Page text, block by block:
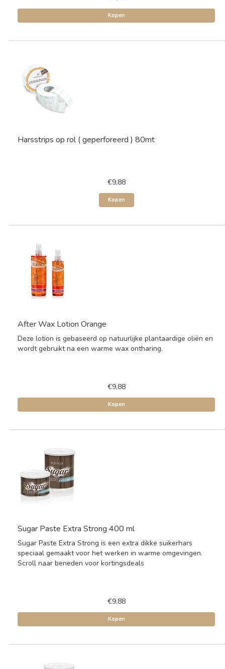
Kopen
Harsstrips op rol ( geperforeerd ) 80mt
€9,88
Kopen
After Wax Lotion Orange
Deze lotion is gebaseerd op natuurlijke plantaardige oliën en
wordt gebruikt na een warme wax ontharing.
€9,88
Kopen
Sugar Paste Extra Strong 400 ml
Sugar Paste Extra Strong is een extra dikke suikerhars
speciaal gemaakt voor het werken in warme omgevingen.
Scroll naar beneden voor kortingsdeals
€9,88
Kopen